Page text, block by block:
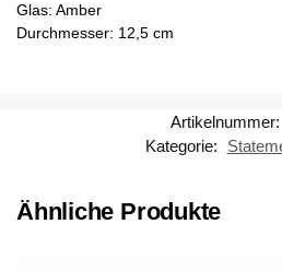
Glas: Amber
Durchmesser: 12,5 cm
Artikelnummer:
Kategorie:
Ähnliche Produkte